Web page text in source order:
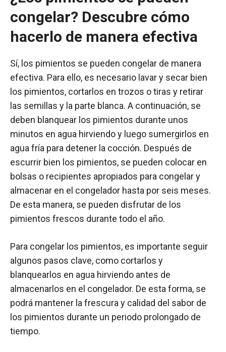
congelar? Descubre cómo
hacerlo de manera efectiva
Sí, los pimientos se pueden congelar de manera
efectiva. Para ello, es necesario lavar y secar bien
los pimientos, cortarlos en trozos o tiras y retirar
las semillas y la parte blanca. A continuación, se
deben blanquear los pimientos durante unos
minutos en agua hirviendo y luego sumergirlos en
agua fría para detener la cocción. Después de
escurrir bien los pimientos, se pueden colocar en
bolsas o recipientes apropiados para congelar y
almacenar en el congelador hasta por seis meses.
De esta manera, se pueden disfrutar de los
pimientos frescos durante todo el año.
Para congelar los pimientos, es importante seguir
algunos pasos clave, como cortarlos y
blanquearlos en agua hirviendo antes de
almacenarlos en el congelador. De esta forma, se
podrá mantener la frescura y calidad del sabor de
los pimientos durante un periodo prolongado de
tiempo.